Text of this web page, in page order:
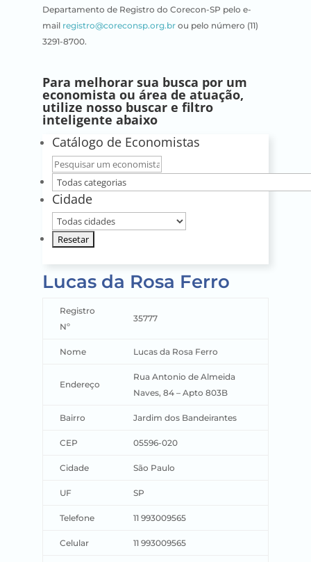
Departamento de Registro do Corecon-SP pelo e-
mail registro@coreconsp.org.brou pelo número (11)
3291-8700.
Para melhorar sua busca por um
economista ou área de atuação,
utilize nosso buscar e filtro
inteligente abaixo
Catálogo de Economistas
Nome
do
economista
Todas
categorias
Cidade
Sua
cidade
Lucas da Rosa Ferro
Registro
Nº
35777
Nome Lucas da Rosa Ferro
Endereço
Rua Antonio de Almeida
Naves, 84 – Apto 803B
Bairro Jardim dos Bandeirantes
CEP 05596-020
Cidade São Paulo
UF SP
Telefone 11 993009565
Celular 11 993009565